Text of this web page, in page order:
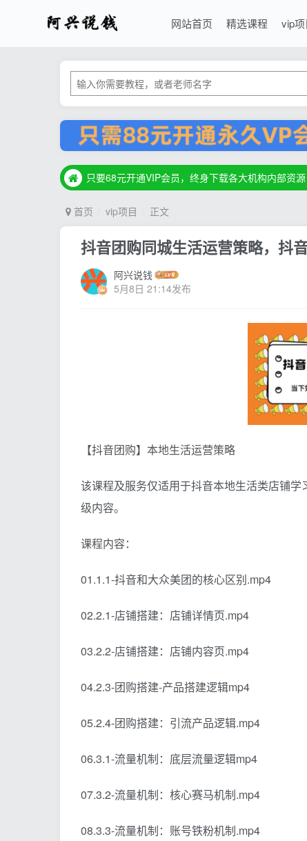
网站首页 精选课程 vip项
只要68元开通VIP会员，终身下载各大机构内部资
只要68元开通VIP会员，终身下载各大机构内部资
只要68元开通VIP会员，终身下载各大机构内部资
首页 vip项目 正文
抖音团购同城生活运营策略，抖
阿兴说钱
5月8日 21:14发布
【抖音团购】本地生活运营策略
该课程及服务仅适用于抖音本地生活类店铺
级内容。
课程内容：
01.1.1-抖音和大众美团的核心区别.mp4
02.2.1-店铺搭建：店铺详情页.mp4
03.2.2-店铺搭建：店铺内容页.mp4
04.2.3-团购搭建-产品搭建逻辑mp4
05.2.4-团购搭建：引流产品逻辑.mp4
06.3.1-流量机制：底层流量逻辑mp4
07.3.2-流量机制：核心赛马机制.mp4
08.3.3-流量机制：账号铁粉机制.mp4